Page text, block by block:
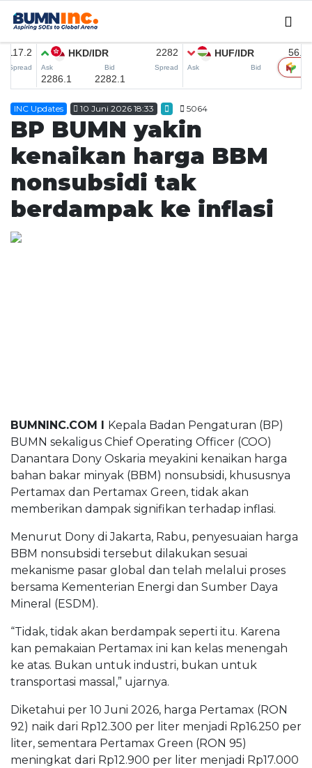
INC Updates 10 Juni 2026 18:33 5064
BP BUMN yakin
kenaikan harga BBM
nonsubsidi tak
berdampak ke inflasi
BUMNINC.COM I
Kepala Badan Pengaturan (BP)
BUMN sekaligus Chief Operating Officer (COO)
Danantara Dony Oskaria meyakini kenaikan harga
bahan bakar minyak (BBM) nonsubsidi, khususnya
Pertamax dan Pertamax Green, tidak akan
memberikan dampak signifikan terhadap inflasi.
Menurut Dony di Jakarta, Rabu, penyesuaian harga
BBM nonsubsidi tersebut dilakukan sesuai
mekanisme pasar global dan telah melalui proses
bersama Kementerian Energi dan Sumber Daya
Mineral (ESDM).
“Tidak, tidak akan berdampak seperti itu. Karena
kan pemakaian Pertamax ini kan kelas menengah
ke atas. Bukan untuk industri, bukan untuk
transportasi massal,” ujarnya.
Diketahui per 10 Juni 2026, harga Pertamax (RON
92) naik dari Rp12.300 per liter menjadi Rp16.250 per
liter, sementara Pertamax Green (RON 95)
meningkat dari Rp12.900 per liter menjadi Rp17.000
Home
Editorial
INC Updates
INFO MUDIK
Coorporate
CSER